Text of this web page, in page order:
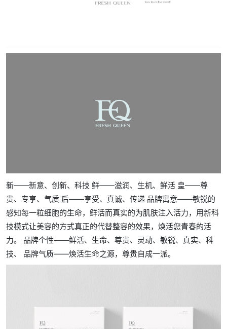
新——新意、创新、科技 鲜——滋润、生机、鲜活 皇——尊
贵、专享、气质 后——享受、真诚、传递 品牌寓意——敏锐的
感知每一粒细胞的生命，鲜活而真实的为肌肤注入活力，用新科
技模式让美容的方式真正的代替整容的效果，焕活您青春的活
力。 品牌个性——鲜活、生命、尊贵、灵动、敏锐、真实、科
技、 品牌气质——焕活生命之源，尊贵自成一派。